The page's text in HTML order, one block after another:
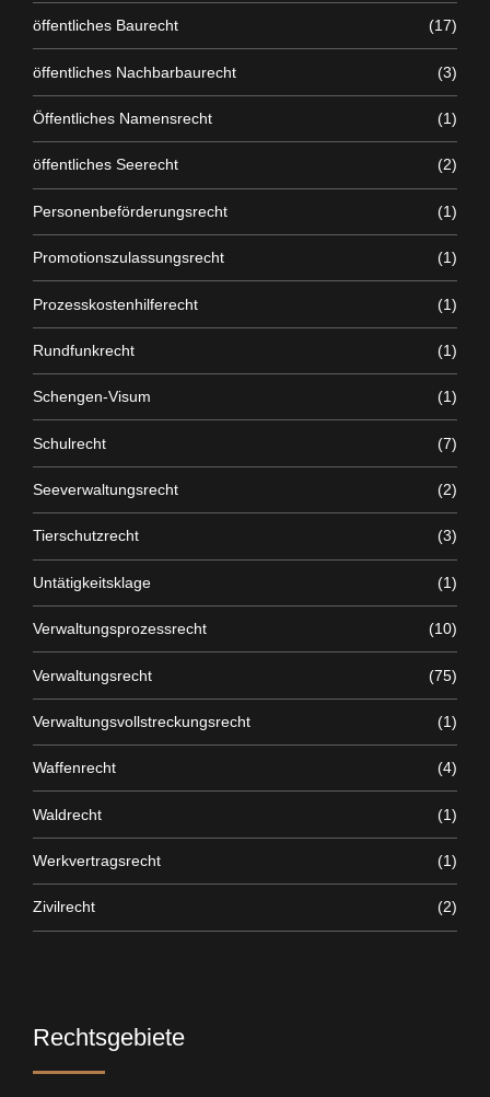
öffentliches Baurecht (17)
öffentliches Nachbarbaurecht (3)
Öffentliches Namensrecht (1)
öffentliches Seerecht (2)
Personenbeförderungsrecht (1)
Promotionszulassungsrecht (1)
Prozesskostenhilferecht (1)
Rundfunkrecht (1)
Schengen-Visum (1)
Schulrecht (7)
Seeverwaltungsrecht (2)
Tierschutzrecht (3)
Untätigkeitsklage (1)
Verwaltungsprozessrecht (10)
Verwaltungsrecht (75)
Verwaltungsvollstreckungsrecht (1)
Waffenrecht (4)
Waldrecht (1)
Werkvertragsrecht (1)
Zivilrecht (2)
Rechtsgebiete